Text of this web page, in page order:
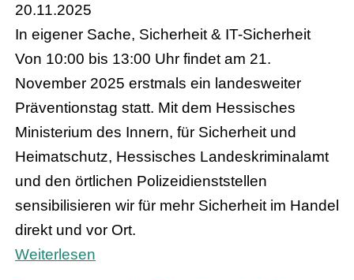
20.11.2025
In eigener Sache, Sicherheit & IT-Sicherheit
Von 10:00 bis 13:00 Uhr findet am 21.
November 2025 erstmals ein landesweiter
Präventionstag statt. Mit dem Hessisches
Ministerium des Innern, für Sicherheit und
Heimatschutz, Hessisches Landeskriminalamt
und den örtlichen Polizeidienststellen
sensibilisieren wir für mehr Sicherheit im Handel
direkt und vor Ort.
Weiterlesen